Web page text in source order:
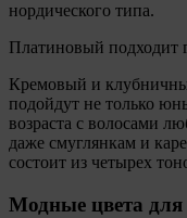
нордического типа.
Платиновый подходит
Кремовый и
подойдут не только
возраста с волосами
даже смуглянкам и
состоит из четырех
Модные цвета